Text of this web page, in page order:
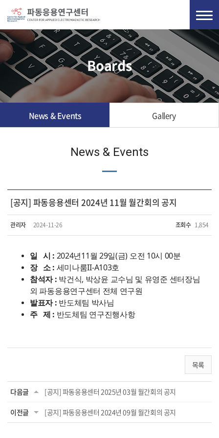
Boards
News & Events Gallery
News & Events
[공지] 파동응용센터 2024년 11월 월간회의 공지
관리자 2024-11-26 조회수 1,854
일 시 : 2024년11월 29일(금) 오전 10시 00분
장 소 : 세미나룸II-A103호
참석자 : 박건식, 박상윤 교수님 및 유영준 센터장님
외 파동응용연구센터 전체 연구원
발표자 : 반도체팀 박사님
주 제 : 반도체팀 연구진행사항
목록
다음글 [공지] 파동응용센터 2025년 03월 월간회의 공지
이전글 [공지] 파동응용센터 2024년 09월 월간회의 공지